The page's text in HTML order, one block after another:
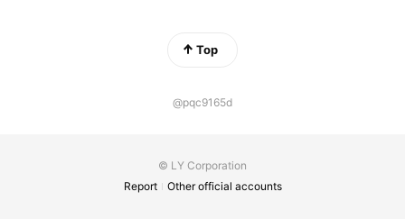
Top
@pqc9165d
© LY Corporation
Report
Other official accounts